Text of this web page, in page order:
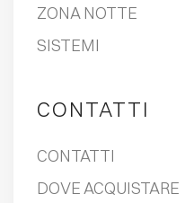
ZONA NOTTE
SISTEMI
CONTATTI
CONTATTI
DOVE ACQUISTARE